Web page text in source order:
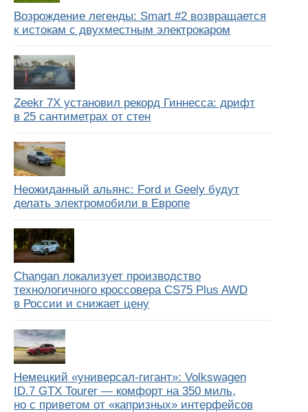
Возрождение легенды: Smart #2 возвращается
к истокам с двухместным электрокаром
Zeekr 7X установил рекорд Гиннесса: дрифт
в 25 сантиметрах от стен
Неожиданный альянс: Ford и Geely будут
делать электромобили в Европе
Changan локализует производство
технологичного кроссовера CS75 Plus AWD
в России и снижает цену
Немецкий «универсал-гигант»: Volkswagen
ID.7 GTX Tourer — комфорт на 350 миль,
но с приветом от «капризных» интерфейсов